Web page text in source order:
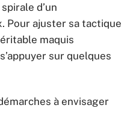
d’un
Pour ajuster sa tactique
maquis
sur quelques
à envisager